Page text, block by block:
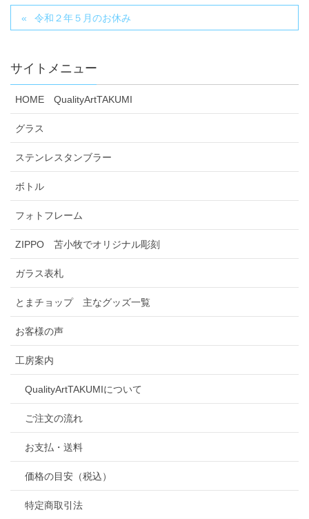
令和２年５月のお休み
サイトメニュー
HOME QualityArtTAKUMI
グラス
ステンレスタンブラー
ボトル
フォトフレーム
ZIPPO 苫小牧でオリジナル彫刻
ガラス表札
とまチョップ 主なグッズ一覧
お客様の声
工房案内
QualityArtTAKUMIについて
ご注文の流れ
お支払・送料
価格の目安（税込）
特定商取引法